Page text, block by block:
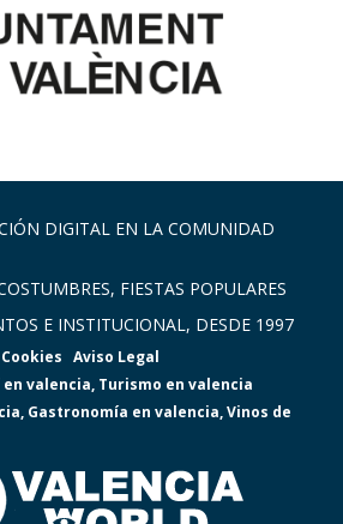
DIGITAL EN LA COMUNIDAD
FIESTAS POPULARES
E INSTITUCIONAL, DESDE 1997
Cookies Aviso Legal
en valencia, Turismo en valencia
, Gastronomía en valencia,Vinos de